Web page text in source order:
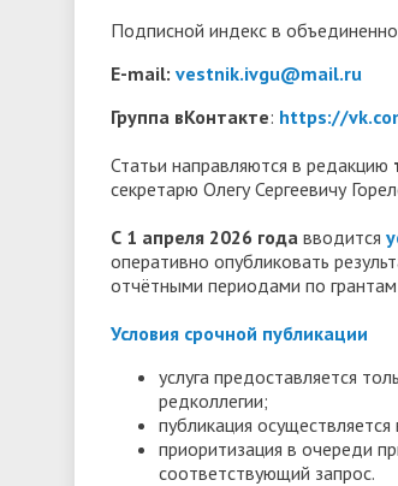
Подписной индекс в
E-mail: vestnik.ivgu@mail.ru
Группа вКонтакте: https://
Статьи направляются в редакцию
секретарю Олегу Сергеевичу
С 1 апреля 2026 года вводится
оперативно опубликовать
отчётными периодами по
Условия срочной публикации
услуга предоставляется
редколлегии;
публикация
приоритизация в очереди
соответствующий запрос.